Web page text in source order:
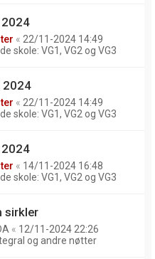
« 22/11-2024 14:49
skole: VG1, VG2 og VG3
2024
« 22/11-2024 14:49
skole: VG1, VG2 og VG3
2024
« 14/11-2024 16:48
skole: VG1, VG2 og VG3
sirkler
« 12/11-2024 22:26
og andre nøtter